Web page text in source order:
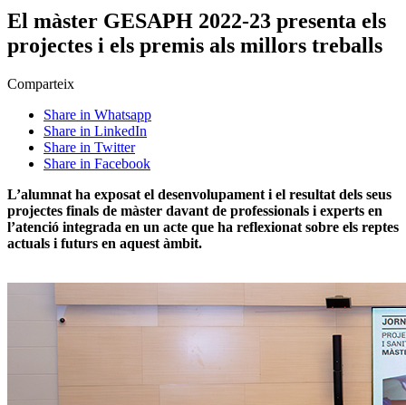
El màster GESAPH 2022-23 presenta els
projectes i els premis als millors treballs
Comparteix
Share in Whatsapp
Share in LinkedIn
Share in Twitter
Share in Facebook
L’alumnat ha exposat el desenvolupament i el resultat dels seus
projectes finals de màster davant de professionals i experts en
l’atenció integrada en un acte que ha reflexionat sobre els reptes
actuals i futurs en aquest àmbit.